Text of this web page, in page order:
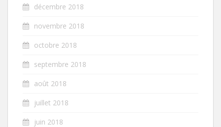
décembre 2018
novembre 2018
octobre 2018
septembre 2018
août 2018
juillet 2018
juin 2018